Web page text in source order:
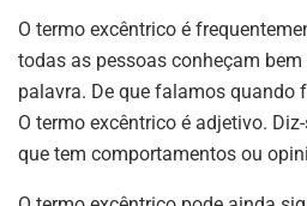
O termo excêntrico é
todas as pessoas conheçam
palavra. De que falamos quando
O termo excêntrico é adjetivo.
que tem comportamentos ou